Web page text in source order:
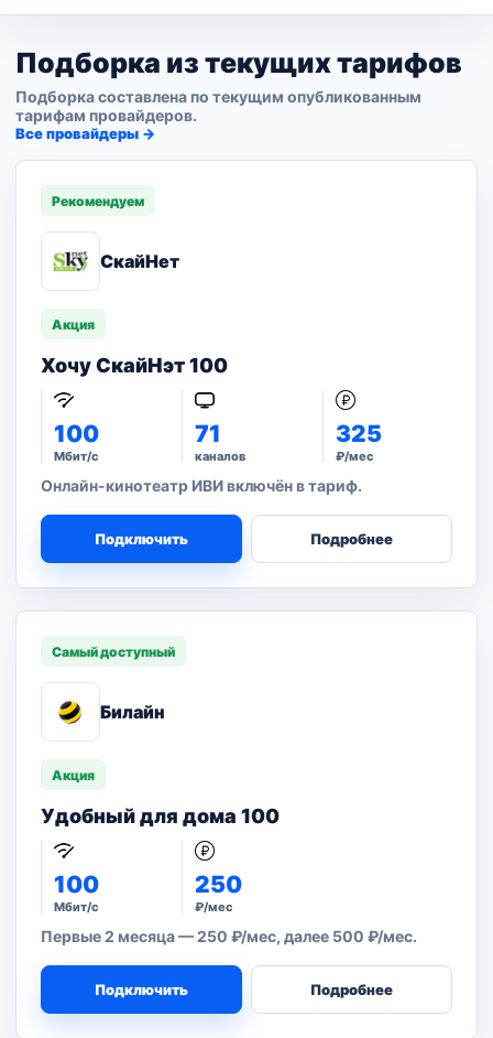
Подборка из текущих тарифов
Подборка составлена по текущим опубликованным
тарифам провайдеров.
Все провайдеры →
Рекомендуем
СкайНет
Акция
Хочу СкайНэт 100
100
Мбит/с
71
каналов
325
₽/мес
Онлайн-кинотеатр ИВИ включён в тариф.
Подключить Подробнее
Самый доступный
Билайн
Акция
Удобный для дома 100
100
Мбит/с
250
₽/мес
Первые 2 месяца — 250 ₽/мес, далее 500 ₽/мес.
Подключить Подробнее